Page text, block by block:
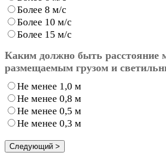
Более 8 м/с
Более 10 м/с
Более 15 м/с
Каким должно быть расстояние
размещаемым грузом и
Не менее 1,0 м
Не менее 0,8 м
Не менее 0,5 м
Не менее 0,3 м